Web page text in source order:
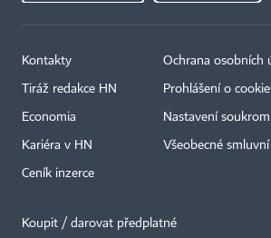
Kontakty
Tiráž redakce HN
Economia
Kariéra v HN
Ceník inzerce
Ochrana osobních
Prohlášení o
Nastavení
Všeobecné
Koupit / darovat předplatné